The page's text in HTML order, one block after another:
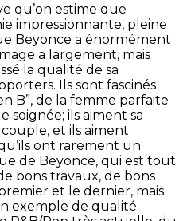
qu’on estime que
impressionnante, pleine
Beyonce a énormément
a largement, mais
la qualité de sa
Ils sont fascinés
B”, de la femme parfaite
soignée; ils aiment sa
et ils aiment
ont rarement un
de Beyonce, qui est tout
bons travaux, de bons
et le dernier, mais
exemple de qualité.